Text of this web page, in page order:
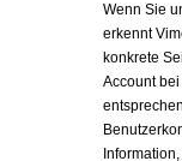
Wenn Sie
erkennt
konkrete
Account